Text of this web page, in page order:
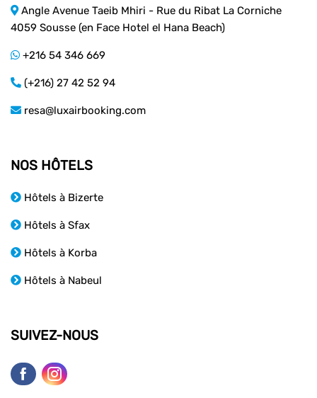
Angle Avenue Taeib Mhiri - Rue du Ribat La Corniche
4059 Sousse (en Face Hotel el Hana Beach)
+216 54 346 669
(+216) 27 42 52 94
resa@luxairbooking.com
NOS HÔTELS
Hôtels à Bizerte
Hôtels à Sfax
Hôtels à Korba
Hôtels à Nabeul
SUIVEZ-NOUS